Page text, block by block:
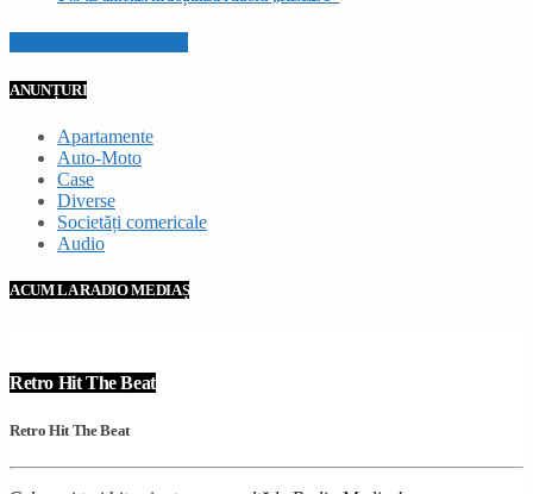
ANUNȚURI
Apartamente
Auto-Moto
Case
Diverse
Societăți comericale
Audio
ACUM LA RADIO MEDIAȘ
Retro Hit The Beat
Retro Hit The Beat